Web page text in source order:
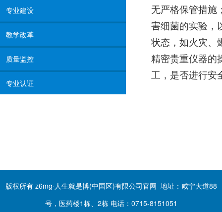
专业建设
教学改革
质量监控
专业认证
无严格保管措施
害细菌的实验，
状态，如火灾、
精密贵重仪器的
工，是否进行安
版权所有 z6mg·人生就是博(中国区)有限公司官网 地址：咸宁大道88
号，医药楼1栋、2栋 电话：0715-8151051